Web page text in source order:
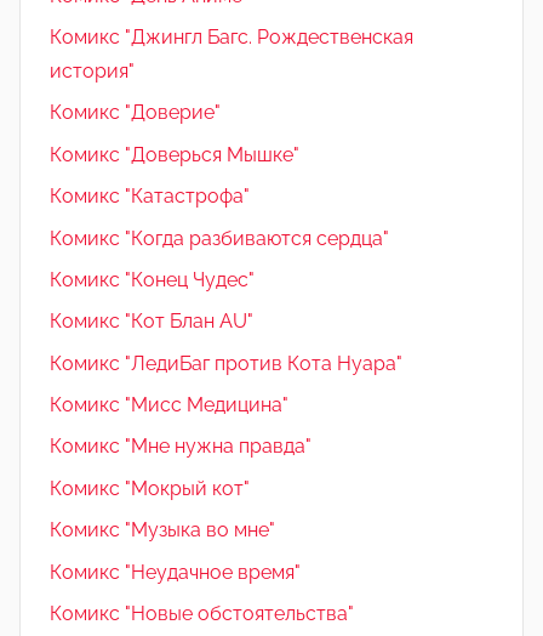
Комикс "Джингл Багс. Рождественская
история"
Комикс "Доверие"
Комикс "Доверься Мышке"
Комикс "Катастрофа"
Комикс "Когда разбиваются сердца"
Комикс "Конец Чудес"
Комикс "Кот Блан AU"
Комикс "ЛедиБаг против Кота Нуара"
Комикс "Мисс Медицина"
Комикс "Мне нужна правда"
Комикс "Мокрый кот"
Комикс "Музыка во мне"
Комикс "Неудачное время"
Комикс "Новые обстоятельства"